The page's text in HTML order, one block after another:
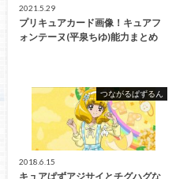
2021.5.29
プリキュアカード画像！キュアフ
ォンテーヌ(平泉ちゆ)能力まとめ
つながるぱずるん
2018.6.15
キュアぱずアジサイとチグハグな